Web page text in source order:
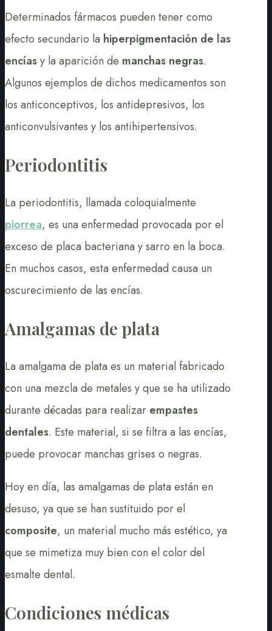
Determinados fármacos pueden tener como
efecto secundario la hiperpigmentación de las
encíasy la aparición de manchas negras.
Algunos ejemplos de dichos medicamentos son
los anticonceptivos, los antidepresivos, los
anticonvulsivantes y los antihipertensivos.
Periodontitis
La periodontitis, llamada coloquialmente
piorrea, es una enfermedad provocada por el
exceso de placa bacteriana y sarro en la boca.
En muchos casos, esta enfermedad causa un
oscurecimiento de las encías.
Amalgamas de plata
La amalgama de plata es un material fabricado
con una mezcla de metales y que se ha utilizado
durante décadas para realizar empastes
dentales. Este material, si se filtra a las encías,
puede provocar manchas grises o negras.
Hoy en día, las amalgamas de plata están en
desuso, ya que se han sustituido por el
composite, un material mucho más estético, ya
que se mimetiza muy bien con el color del
esmalte dental.
Condiciones médicas